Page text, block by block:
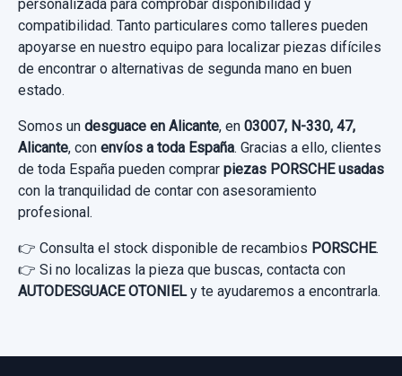
PORSCHE CAYENNE (TYP 9PA) S
Garantía 1 año
170,00 €
Sin IVA, gastos de envío no incluidos.
Consultar por whatsapp
CONMUTADOR DE ARRANQUE 3D0905865C
3D0905865C
3D0905865C... usado.
50,00 €
Sin IVA, gastos de envío no incluidos.
personalizada para comprobar disponibilidad y
compatibilidad. Tanto particulares como talleres pueden
apoyarse en nuestro equipo para localizar piezas difíciles
de encontrar o alternativas de segunda mano en buen
estado.
Somos un desguace en Alicante, en 03007, N-330, 47,
Alicante, con envíos a toda España. Gracias a ello, clientes
de toda España pueden comprar piezas PORSCHE usadas
con la tranquilidad de contar con asesoramiento
profesional.
👉 Consulta el stock disponible de recambios PORSCHE.
👉 Si no localizas la pieza que buscas, contacta con
AUTODESGUACE OTONIELy te ayudaremos a encontrarla.